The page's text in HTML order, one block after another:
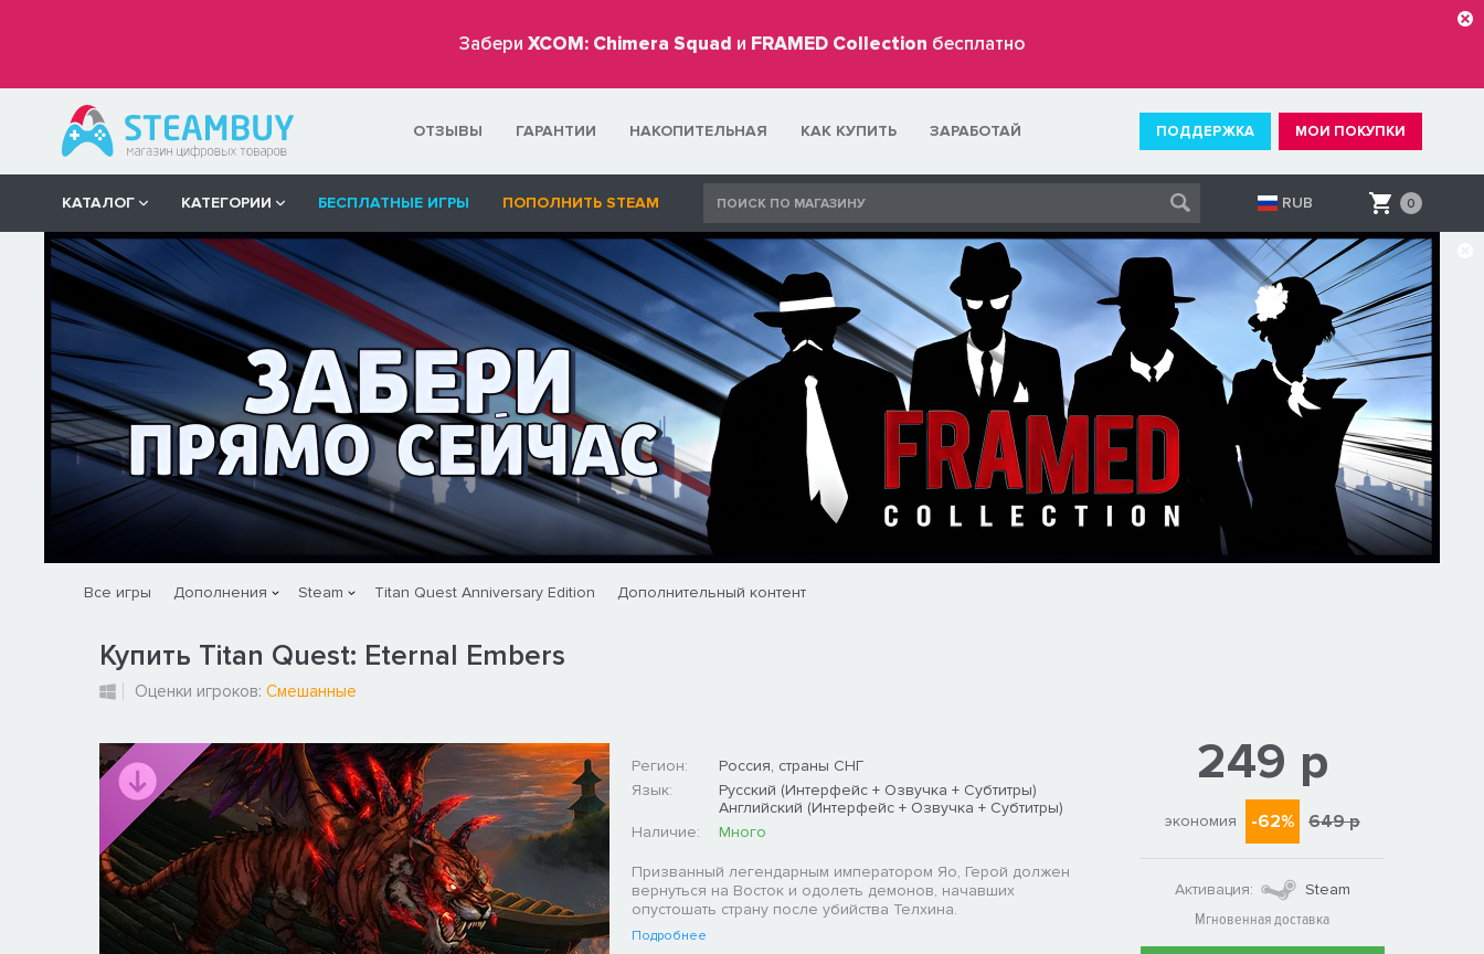
Забери XCOM: Chimera Squad и FRAMED Collection бесплатно
ОТЗЫВЫ ГАРАНТИИ НАКОПИТЕЛЬНАЯ КАК КУПИТЬ ЗАРАБОТАЙ ПОДДЕРЖКА МОИ ПОКУПКИ
КАТАЛОГ КАТЕГОРИИ БЕСПЛАТНЫЕ ИГРЫ ПОПОЛНИТЬ STEAM RUB 0
Все игры Дополнения Steam Titan Quest Anniversary Edition Дополнительный контент
Купить Titan Quest: Eternal Embers
Оценки игроков: Смешанные
Регион:
Россия, страны СНГ
Язык:
Русский (Интерфейс + Озвучка + Субтитры)
Английский (Интерфейс + Озвучка + Субтитры)
Наличие:
Много
Призванный легендарным императором Яо, Герой должен
вернуться на Восток и одолеть демонов, начавших
опустошать страну после убийства Телхина.
Подробнее
249 р
экономия -62% 649 р
Активация:
Steam
Мгновенная доставка